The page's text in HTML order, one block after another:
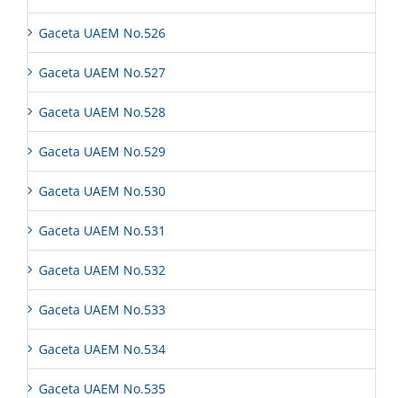
Gaceta UAEM No.526
Gaceta UAEM No.527
Gaceta UAEM No.528
Gaceta UAEM No.529
Gaceta UAEM No.530
Gaceta UAEM No.531
Gaceta UAEM No.532
Gaceta UAEM No.533
Gaceta UAEM No.534
Gaceta UAEM No.535